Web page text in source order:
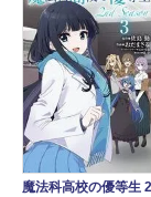
魔法科高校の優等生 2